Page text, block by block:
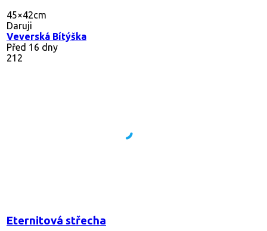
45×42cm
Daruji
Veverská Bítýška
Před 16 dny
212
Eternitová střecha